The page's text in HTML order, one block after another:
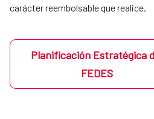
carácter reembolsable que realice.
Planificación Estratégica
FEDES